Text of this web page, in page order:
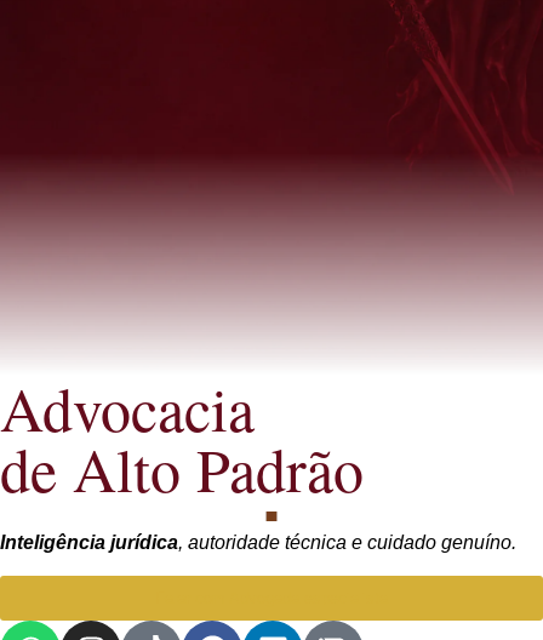
Advocacia
de Alto Padrão
Inteligência jurídica, autoridade técnica e cuidado genuíno.